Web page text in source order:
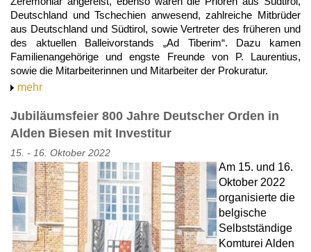
Deutschland und Tschechien anwesend, zahlreiche Mitbrüder
aus Deutschland und Südtirol, sowie Vertreter des früheren und
des aktuellen Balleivorstands „Ad Tiberim“. Dazu kamen
Familienangehörige und engste Freunde von P. Laurentius,
sowie die Mitarbeiterinnen und Mitarbeiter der Prokuratur.
mehr
Jubiläumsfeier 800 Jahre Deutscher Orden in
Alden Biesen mit Investitur
15. - 16. Oktober 2022
Am 15. und 16.
Oktober 2022
organisierte die
belgische
Selbstständige
Komturei Alden